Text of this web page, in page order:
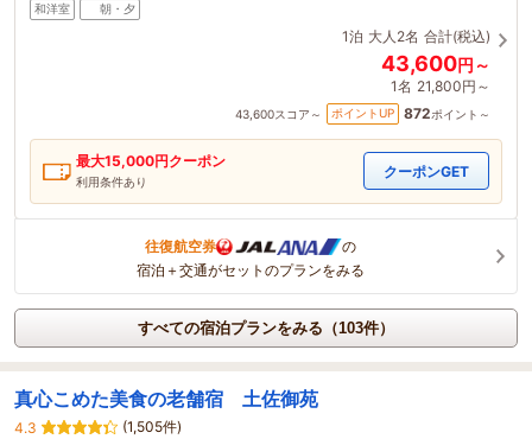
和洋室 朝・夕
1泊 大人2名 合計(税込)
43,600円～
1名 21,800円～
43,600スコア～ ポイントUP 872ポイント～
最大15,000円クーポン
利用条件あり
クーポンGET
往復航空券
の
宿泊＋交通がセットのプランをみる
すべての宿泊プランをみる（103件）
真心こめた美食の老舗宿 土佐御苑
4.3
(1,505件)